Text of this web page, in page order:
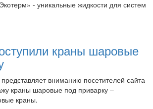
- уникальные жидкости для систем
краны шаровые
вниманию посетителей сайта
краны шаровые под приварку –
краны.